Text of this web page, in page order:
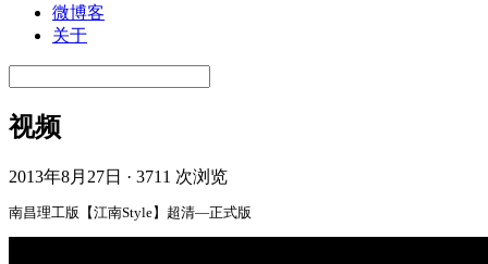
微博客
关于
视频
2013年8月27日 · 3711 次浏览
南昌理工版【江南Style】超清—正式版